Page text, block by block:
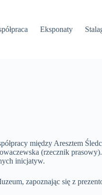
Eksponaty
między Aresztem
(rzecznik
inicjatyw.
zapoznając się z